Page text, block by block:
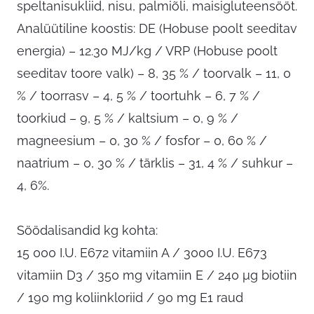
speltanisukliid, nisu, palmiõli, maisigluteensööt.
Analüütiline koostis: DE (Hobuse poolt seeditav
energia) – 12.30 MJ/kg / VRP (Hobuse poolt
seeditav toore valk) – 8, 35 % / toorvalk – 11, 0
% / toorrasv – 4, 5 % / toortuhk – 6, 7 % /
toorkiud – 9, 5 % / kaltsium – 0, 9 % /
magneesium – 0, 30 % / fosfor – 0, 60 % /
naatrium – 0, 30 % / tärklis – 31, 4 % / suhkur –
4, 6%.
Söödalisandid kg kohta:
15 000 I.U. E672 vitamiin A / 3000 I.U. E673
vitamiin D3 / 350 mg vitamiin E / 240 μg biotiin
/ 190 mg koliinkloriid / 90 mg E1 raud